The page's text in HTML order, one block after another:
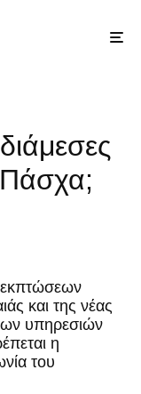
Πάσχα;
εκπτώσεων
και της νέας
υπηρεσιών
η
του